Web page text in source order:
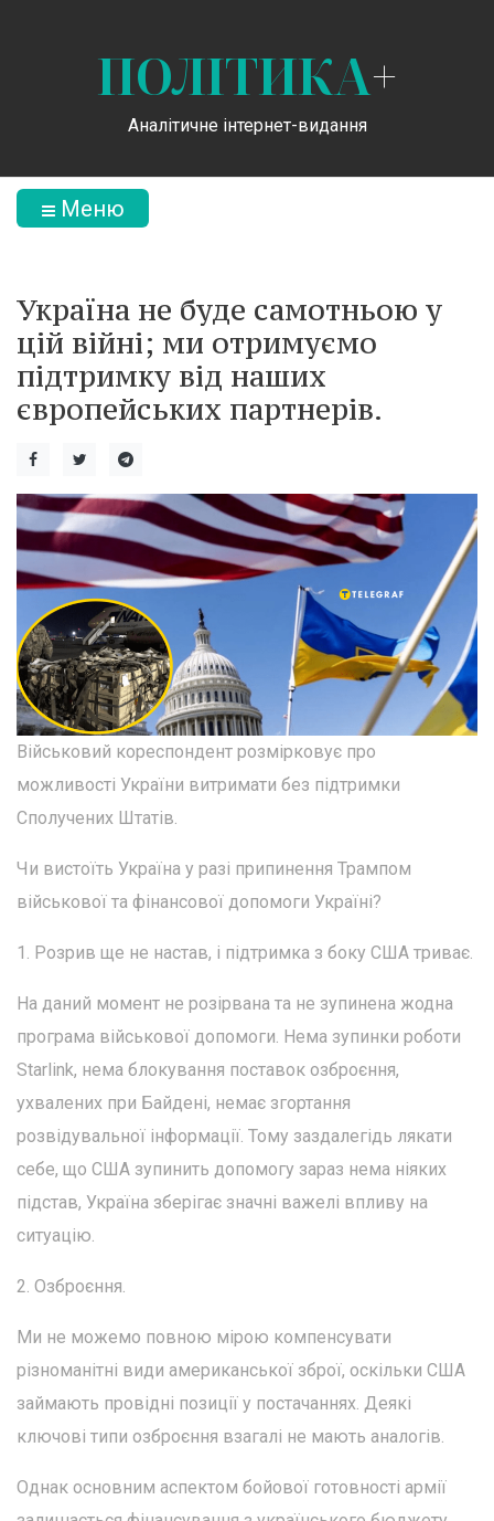
ПОЛІТИКА+
Аналітичне інтернет-видання
Меню
Україна не буде самотньою у
цій війні; ми отримуємо
підтримку від наших
європейських партнерів.
Військовий кореспондент розмірковує про
можливості України витримати без підтримки
Сполучених Штатів.
Чи вистоїть Україна у разі припинення Трампом
військової та фінансової допомоги Україні?
1. Розрив ще не настав, і підтримка з боку США триває.
На даний момент не розірвана та не зупинена жодна
програма військової допомоги. Нема зупинки роботи
Starlink, нема блокування поставок озброєння,
ухвалених при Байдені, немає згортання
розвідувальної інформації. Тому заздалегідь лякати
себе, що США зупинить допомогу зараз нема ніяких
підстав, Україна зберігає значні важелі впливу на
ситуацію.
2. Озброєння.
Ми не можемо повною мірою компенсувати
різноманітні види американської зброї, оскільки США
займають провідні позиції у постачаннях. Деякі
ключові типи озброєння взагалі не мають аналогів.
Однак основним аспектом бойової готовності армії